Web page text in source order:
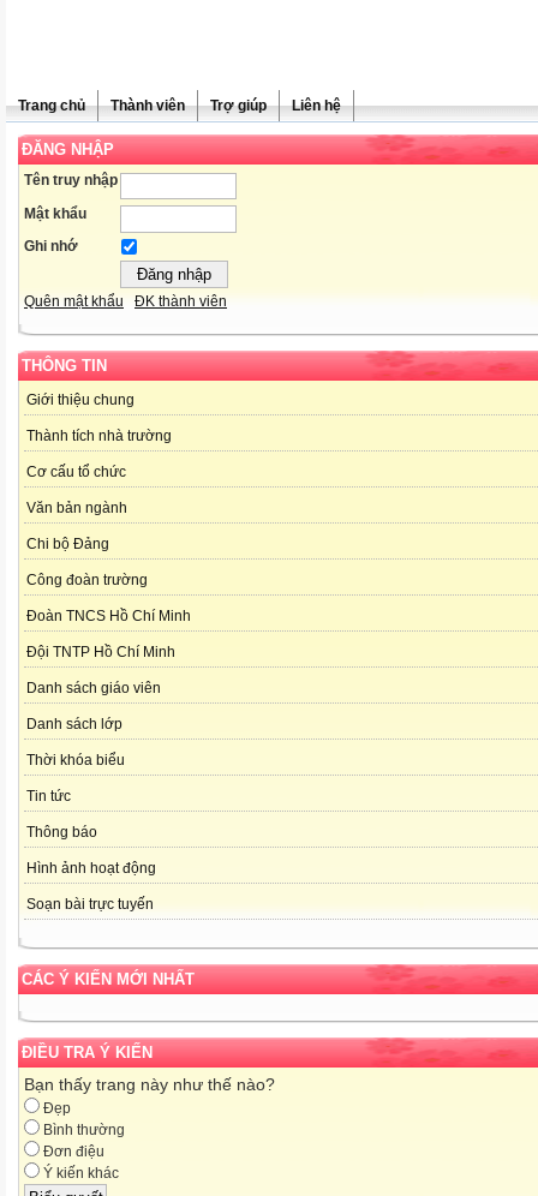
Trang chủ Thành viên Trợ giúp Liên hệ
ĐĂNG NHẬP
Tên truy nhập
Mật khẩu
Ghi nhớ
Quên mật khẩu ĐK thành viên
THÔNG TIN
Giới thiệu chung
Thành tích nhà trường
Cơ cấu tổ chức
Văn bản ngành
Chi bộ Đảng
Công đoàn trường
Đoàn TNCS Hồ Chí Minh
Đội TNTP Hồ Chí Minh
Danh sách giáo viên
Danh sách lớp
Thời khóa biểu
Tin tức
Thông báo
Hình ảnh hoạt động
Soạn bài trực tuyến
CÁC Ý KIẾN MỚI NHẤT
ĐIỀU TRA Ý KIẾN
Bạn thấy trang này như thế nào?
Đẹp
Bình thường
Đơn điệu
Ý kiến khác